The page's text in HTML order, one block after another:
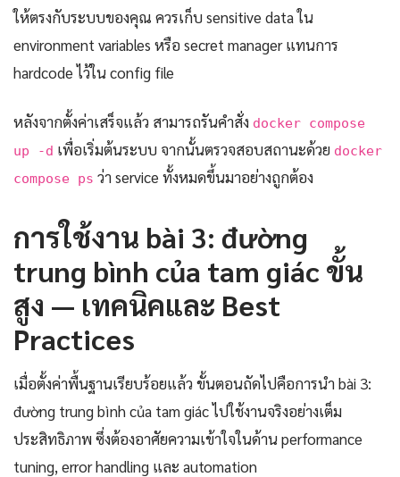
ให้ตรงกับระบบของคุณ ควรเก็บ sensitive data ใน
environment variables หรือ secret manager แทนการ
hardcode ไว้ใน config file
หลังจากตั้งค่าเสร็จแล้ว สามารถรันคำสั่ง docker compose
up -d เพื่อเริ่มต้นระบบ จากนั้นตรวจสอบสถานะด้วย docker
compose ps ว่า service ทั้งหมดขึ้นมาอย่างถูกต้อง
การใช้งาน bài 3: đường
trung bình của tam giác ขั้น
สูง — เทคนิคและ Best
Practices
เมื่อตั้งค่าพื้นฐานเรียบร้อยแล้ว ขั้นตอนถัดไปคือการนำ bài 3:
đường trung bình của tam giác ไปใช้งานจริงอย่างเต็ม
ประสิทธิภาพ ซึ่งต้องอาศัยความเข้าใจในด้าน performance
tuning, error handling และ automation